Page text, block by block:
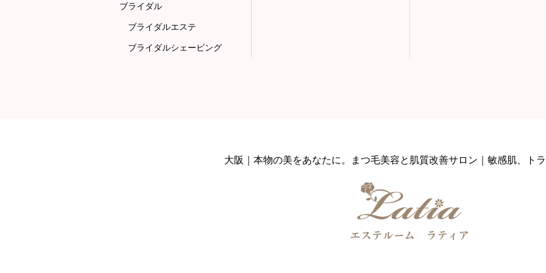
ブライダル
ブライダルエステ
ブライダルシェービング
大阪｜本物の美をあなたに。まつ毛美容と肌質改善サロン｜敏感肌、ト